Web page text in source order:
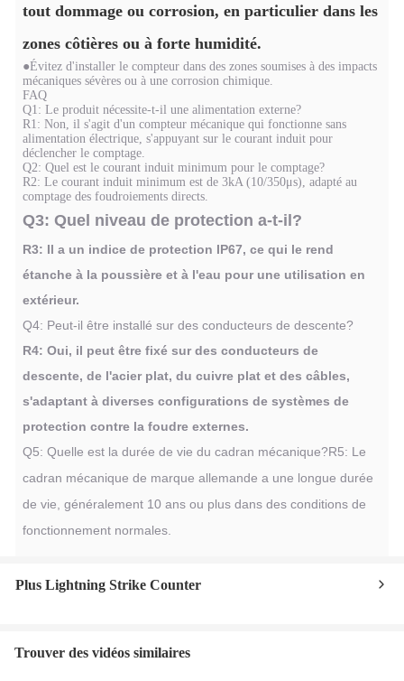
tout dommage ou corrosion, en particulier dans les
zones côtières ou à forte humidité.
●Évitez d'installer le compteur dans des zones soumises à des impacts
mécaniques sévères ou à une corrosion chimique.
FAQ
Q1: Le produit nécessite-t-il une alimentation externe?
R1: Non, il s'agit d'un compteur mécanique qui fonctionne sans
alimentation électrique, s'appuyant sur le courant induit pour
déclencher le comptage.
Q2: Quel est le courant induit minimum pour le comptage?
R2: Le courant induit minimum est de 3kA (10/350μs), adapté au
comptage des foudroiements directs.
Q3: Quel niveau de protection a-t-il?
R3: Il a un indice de protection IP67, ce qui le rend
étanche à la poussière et à l'eau pour une utilisation en
extérieur.
Q4: Peut-il être installé sur des conducteurs de descente?
R4: Oui, il peut être fixé sur des conducteurs de
descente, de l'acier plat, du cuivre plat et des câbles,
s'adaptant à diverses configurations de systèmes de
protection contre la foudre externes.
Q5: Quelle est la durée de vie du cadran mécanique?R5: Le
cadran mécanique de marque allemande a une longue durée
de vie, généralement 10 ans ou plus dans des conditions de
fonctionnement normales.
Plus Lightning Strike Counter
Trouver des vidéos similaires